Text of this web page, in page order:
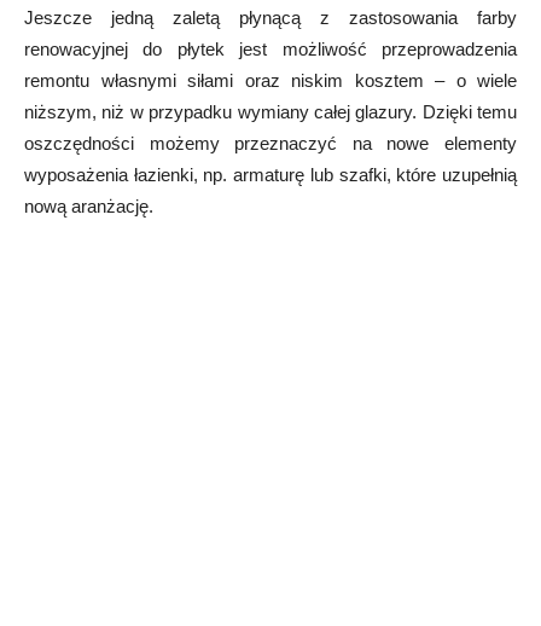
Jeszcze jedną zaletą płynącą z zastosowania farby
renowacyjnej do płytek jest możliwość przeprowadzenia
remontu własnymi siłami oraz niskim kosztem – o wiele
niższym, niż w przypadku wymiany całej glazury. Dzięki temu
oszczędności możemy przeznaczyć na nowe elementy
wyposażenia łazienki, np. armaturę lub szafki, które uzupełnią
nową aranżację.